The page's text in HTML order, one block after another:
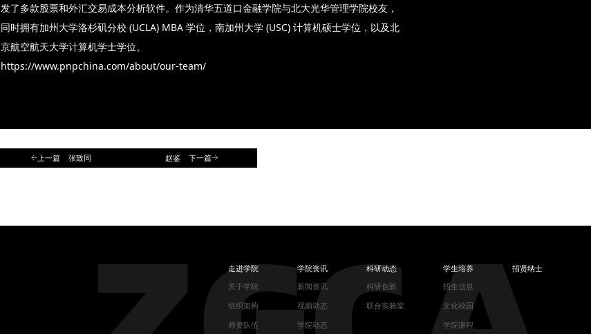
发了多款股票和外汇交易成本分析软件。作为清华五道口金融学院与北大光华管理学院校友，
同时拥有加州大学洛杉矶分校 (UCLA) MBA 学位，南加州大学 (USC) 计算机硕士学位，以及北
京航空航天大学计算机学士学位。
https://www.pnpchina.com/about/our-team/
上一篇 张致同 赵鉴 下一篇
走进学院
关于学院
组织架构
师资队伍
学院资讯
新闻资讯
视频动态
学院动态
科研动态
科研创新
联合实验室
学生培养
招生信息
文化校园
学院课程
招贤纳士